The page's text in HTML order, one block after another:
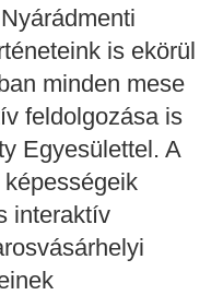
is ekörül
minden mese
feldolgozása is
Egyesülettel. A
interaktív